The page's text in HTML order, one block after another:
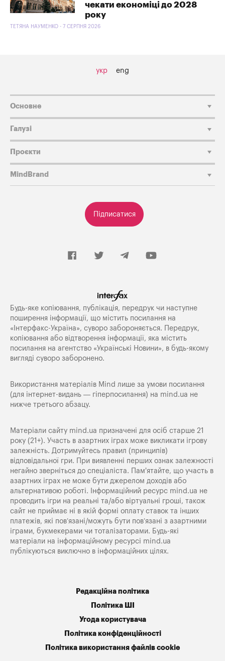
чекати економіці до 2028
року
ТЕТЯНА НАУМЕНКО - 7 СЕРПНЯ 2026
укр eng
Підписатися
Основне
Галузі
Проєкти
MindBrand
Будь-яке копiювання, публiкацiя, передрук чи наступне
поширення iнформацiї, що мiстить посилання на
«Iнтерфакс-Україна», суворо забороняється. Передрук,
копіювання або відтворення інформації, яка містить
посилання на агентство «Українські Новини», в будь-якому
вигляді суворо заборонено.
Використання матеріалів Mind лише за умови посилання
(для інтернет-видань — гіперпосилання) на mind.ua не
нижче третього абзацу.
Матеріали сайту mind.ua призначені для осіб старше 21
року (21+). Участь в азартних іграх може викликати ігрову
залежність. Дотримуйтесь правил (принципів)
відповідальної гри. При виявленні перших ознак залежності
негайно зверніться до спеціаліста. Пам'ятайте, що участь в
азартних іграх не може бути джерелом доходів або
альтернативою роботі. Інформаційний ресурс mind.ua не
проводить ігри на реальні та/або віртуальні гроші, також
сайт не приймає ні в якій формі оплату ставок та інших
платежів, які пов’язані/можуть бути пов’язані з азартними
іграми, букмекерами чи тоталізаторами. Будь-які
матеріали на інформаційному ресурсі mind.ua
публікуються виключно в інформаційних цілях.
Редакційна політика
Політика ШІ
Угода користувача
Політика конфіденційності
Політика використання файлів cookie